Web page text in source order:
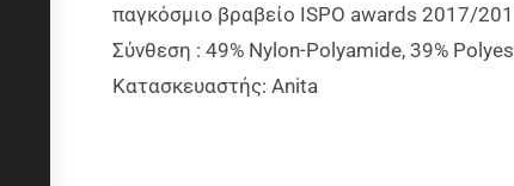
παγκόσμιο βραβείο ISPO awards 2017/
Σύνθεση : 49% Nylon-Polyamide, 39%
Κατασκευαστής: Anita